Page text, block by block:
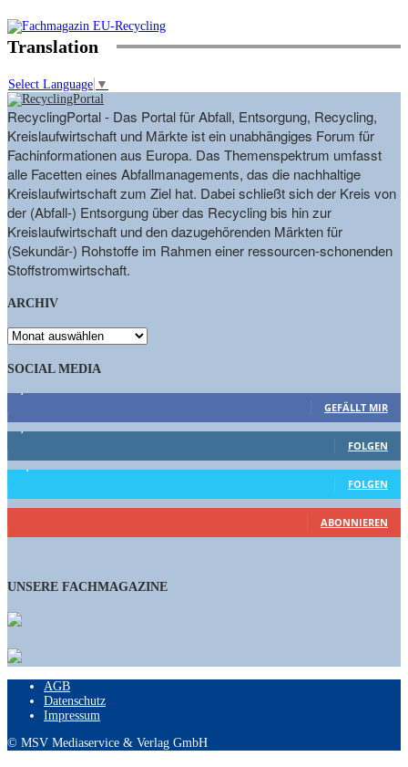
Translation
Select Language ▼
RecyclingPortal - Das Portal für Abfall, Entsorgung, Recycling,
Kreislaufwirtschaft und Märkte ist ein unabhängiges Forum für
Fachinformationen aus Europa. Das Themenspektrum umfasst
alle Facetten eines Abfallmanagements, das die nachhaltige
Kreislaufwirtschaft zum Ziel hat. Dabei schließt sich der Kreis von
der (Abfall-) Entsorgung über das Recycling bis hin zur
Kreislaufwirtschaft und den dazugehörenden Märkten für
(Sekundär-) Rohstoffe im Rahmen einer ressourcen-schonenden
Stoffstromwirtschaft.
ARCHIV
ARCHIV
SOCIAL MEDIA
GEFÄLLT MIR
FOLGEN
FOLGEN
ABONNIEREN
UNSERE FACHMAGAZINE
AGB
Datenschutz
Impressum
© MSV Mediaservice & Verlag GmbH